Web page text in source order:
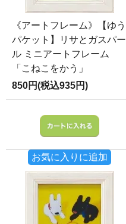
《アートフレーム》【ゆう
パケット】リサとガスパー
ル ミニアートフレーム
「こねこをかう」
850円(税込935円)
お気に入りに追加